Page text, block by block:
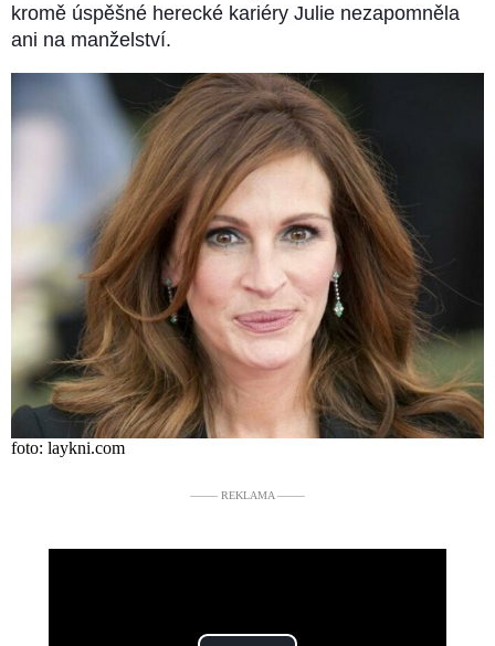
kromě úspěšné herecké kariéry Julie nezapomněla
ani na manželství.
foto: laykni.com
––––– REKLAMA –––––